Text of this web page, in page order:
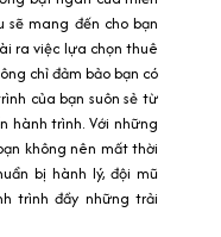
mang đến cho bạn
ra việc lựa chọn thuê
chỉ đảm bảo bạn có
của bạn suôn sẻ từ
hành trình. Với những
không nên mất thời
bị hành lý, đội mũ
trình đầy những trải